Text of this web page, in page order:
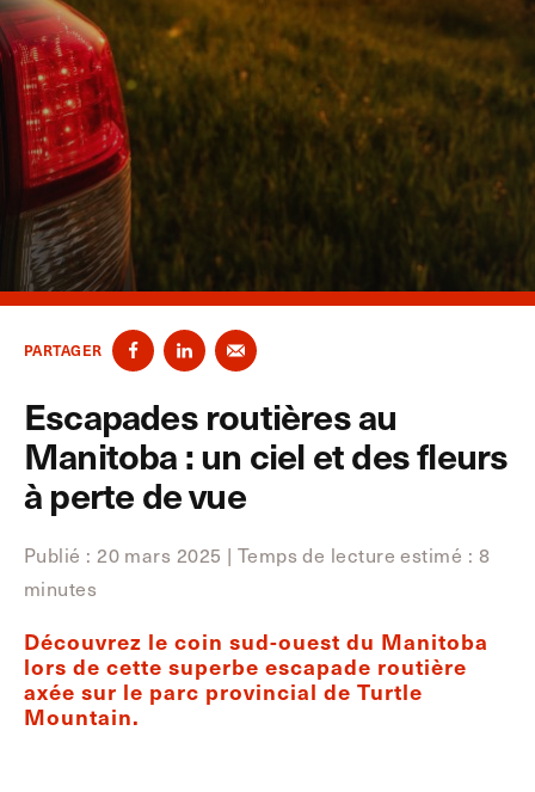
PARTAGER
Escapades routières au
Manitoba : un ciel et des fleurs
à perte de vue
Publié : 20 mars 2025 | Temps de lecture estimé : 8
minutes
Découvrez le coin sud-ouest du Manitoba
lors de cette superbe escapade routière
axée sur le parc provincial de Turtle
Mountain.